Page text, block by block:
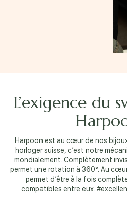
L’exigence du
Harpoon est au cœur de nos
horloger suisse, c’est notre
mondialement. Complètement
permet une rotation à 360°. Au
permet d’être à la fois
compatibles entre eux.